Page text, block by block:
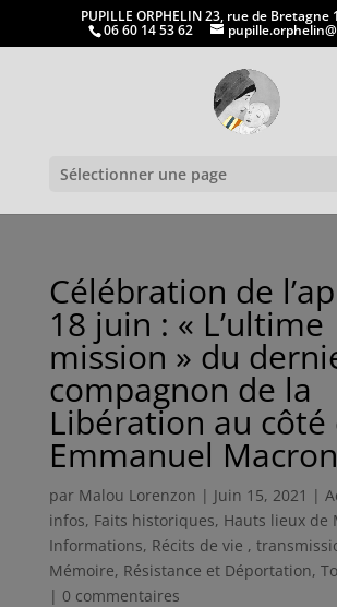
PUPILLE ORPHELIN 23, rue de Bretagne
06 60 14 53 62
Sélectionner une page
Célébration de
18 juin : « L’ultime
mission » du
compagnon de la
Libération au côté
Emmanuel
par Malou Lorenzon | Juin 15, 2021 |
infos, Faits historiques, Hauts lieux de
Informations, Récits de vie ,
Mémoire, Résistance et Déportation,
| 0 commentaires